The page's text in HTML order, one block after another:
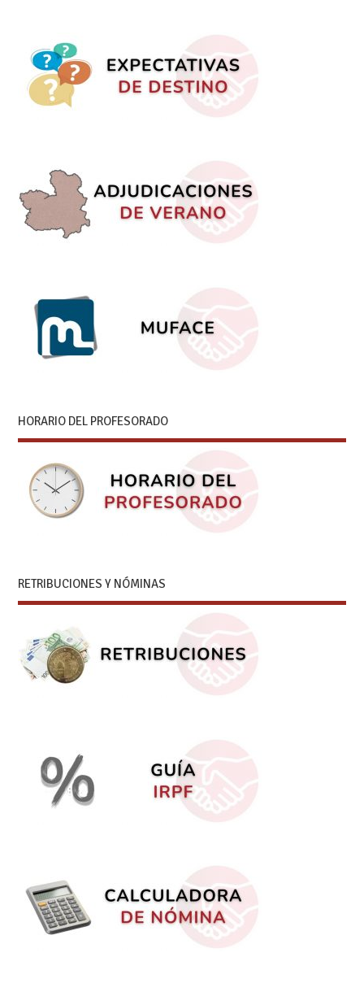
HORARIO DEL PROFESORADO
RETRIBUCIONES Y NÓMINAS